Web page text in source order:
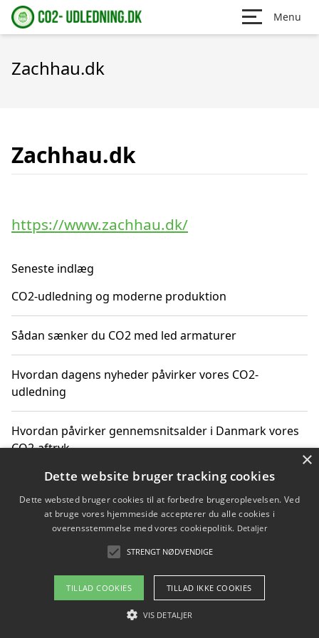
Menu
Zachhau.dk
Zachhau.dk
https://www.zachhau.dk/
Seneste indlæg
CO2-udledning og moderne produktion
Sådan sænker du CO2 med led armaturer
Hvordan dagens nyheder påvirker vores CO2-
udledning
Hvordan påvirker gennemsnitsalder i Danmark vores
CO2-aftryk
Hvordan nyheder om CO2-udledning påvirker vores
hverdag
Om / kontakt
Blog Betingelser
×
Dette website bruger tracking cookies
Dette websted bruger cookies til at forbedre brugeroplevelsen. Ved
at bruge vores hjemmeside accepterer du alle cookies i
overensstemmelse med vores cookiepolitik. Detaljer
STRENGT NØDVENDIGE
TILLAD COOKIES TILLAD IKKE COOKIES
VIS DETALJER